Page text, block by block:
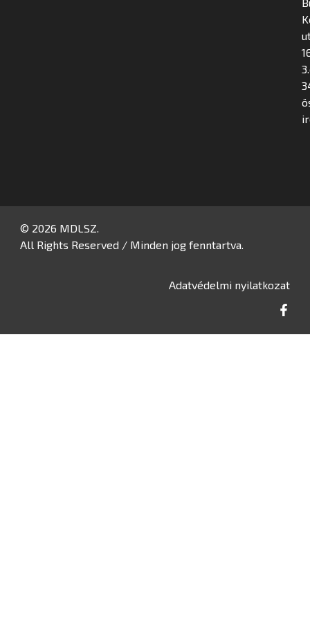
© 2026 MDLSZ.
All Rights Reserved / Minden jog fenntartva.
Adatvédelmi nyilatkozat